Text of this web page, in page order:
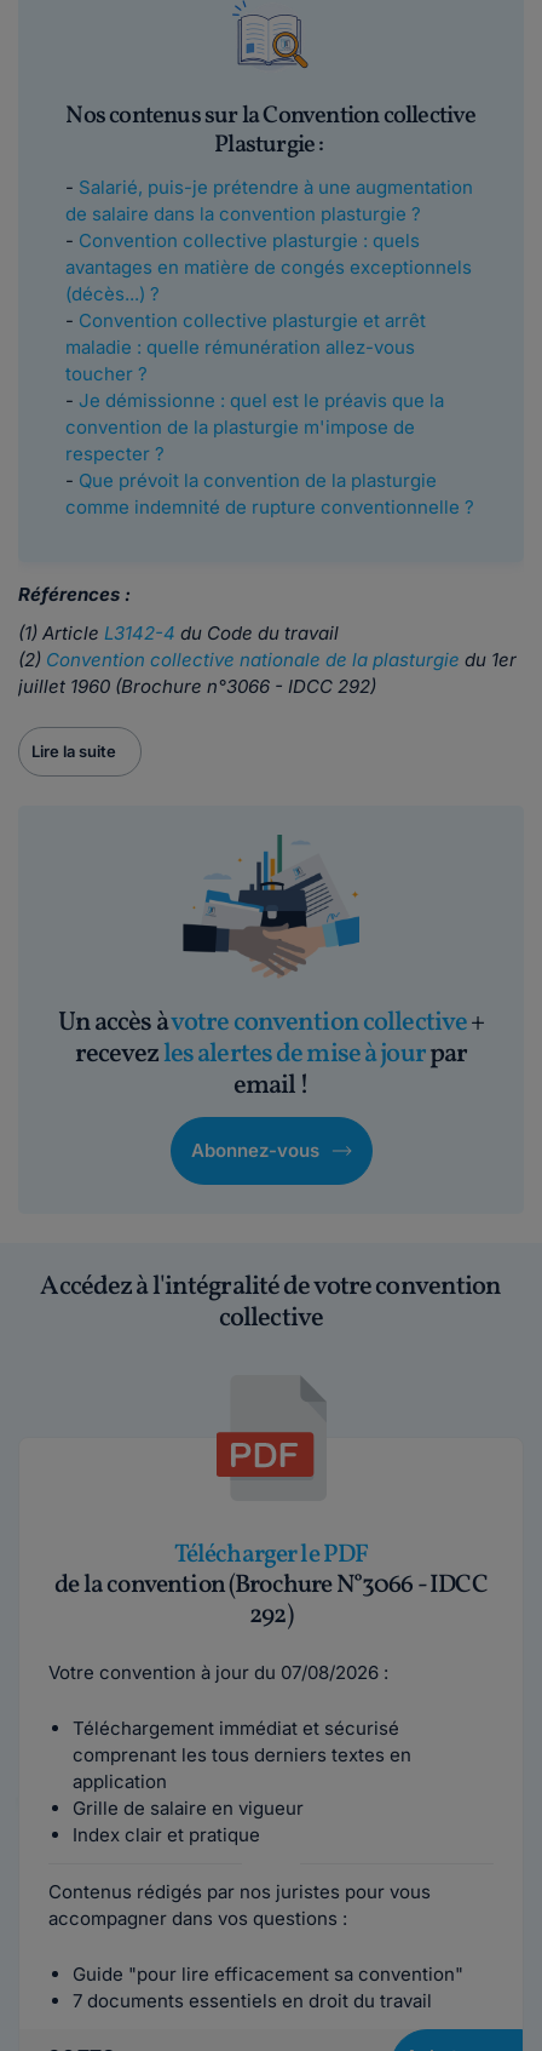
Nos contenus sur la Convention collective
Plasturgie :
- Salarié, puis-je prétendre à une augmentation
de salaire dans la convention plasturgie ?
- Convention collective plasturgie : quels
avantages en matière de congés exceptionnels
(décès...) ?
- Convention collective plasturgie et arrêt
maladie : quelle rémunération allez-vous
toucher ?
- Je démissionne : quel est le préavis que la
convention de la plasturgie m'impose de
respecter ?
- Que prévoit la convention de la plasturgie
comme indemnité de rupture conventionnelle ?
Références :
(1) Article L3142-4 du Code du travail
(2) Convention collective nationale de la plasturgie du 1er
juillet 1960 (Brochure n°3066 - IDCC 292)
Lire la suite
Un accès àvotre convention collective+
recevezles alertes de mise à jourpar
email !
Abonnez-vous
Accédez à l'intégralité de votre convention
collective
Télécharger le PDF
de la convention (Brochure N°3066 - IDCC
292)
Votre convention à jour du 07/08/2026 :
Téléchargement immédiat et sécurisé
comprenant les tous derniers textes en
application
Grille de salaire en vigueur
Index clair et pratique
Contenus rédigés par nos juristes pour vous
accompagner dans vos questions :
Guide "pour lire efficacement sa convention"
7 documents essentiels en droit du travail